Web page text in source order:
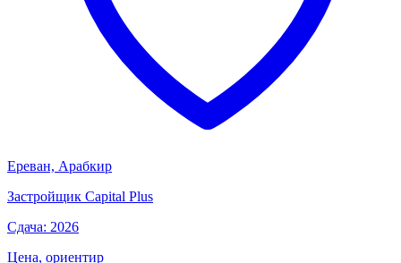
Ереван, Арабкир
Застройщик Capital Plus
Сдача: 2026
Цена, ориентир